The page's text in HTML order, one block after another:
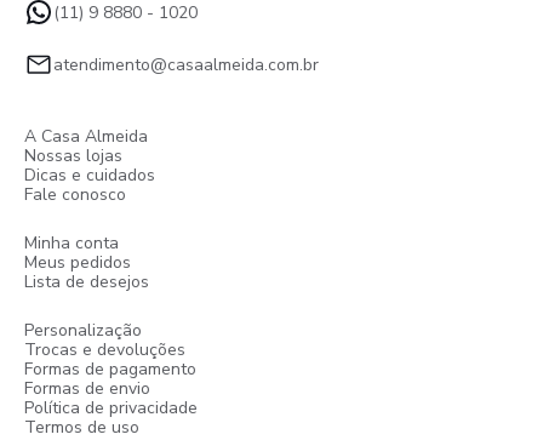
(11) 9 8880 - 1020
atendimento@casaalmeida.com.br
A Casa Almeida
Nossas lojas
Dicas e cuidados
Fale conosco
Minha conta
Meus pedidos
Lista de desejos
Personalização
Trocas e devoluções
Formas de pagamento
Formas de envio
Política de privacidade
Termos de uso